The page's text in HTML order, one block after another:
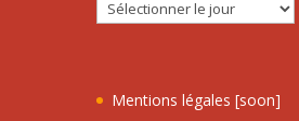
Mentions légales [soon]